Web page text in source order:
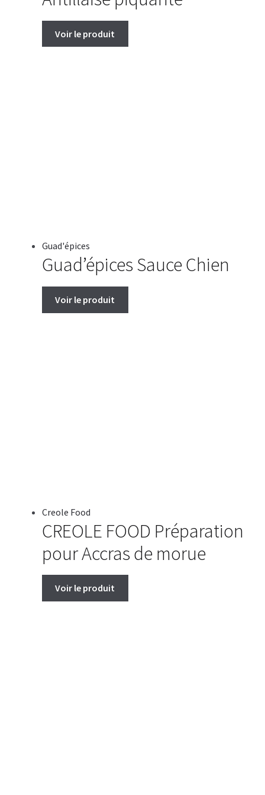
Voir le produit
Guad'épices
Guad’épices Sauce Chien
Voir le produit
Creole Food
CREOLE FOOD Préparation
pour Accras de morue
Voir le produit